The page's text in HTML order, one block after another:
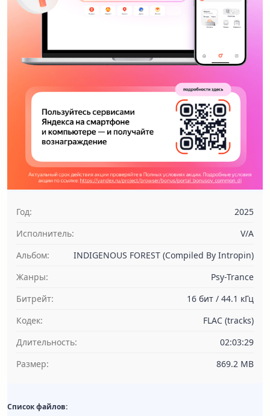
Год:
2025
Исполнитель:
V/A
Альбом:
INDIGENOUS FOREST (Compiled By Intropin)
Жанры:
Psy-Trance
Битрейт:
16 бит / 44.1 кГц
Кодек:
FLAC (tracks)
Длительность:
02:03:29
Размер:
869.2 MB
Список файлов: